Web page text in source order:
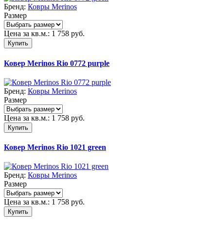
Бренд: Ковры Merinos
Размер
Цена за кв.м.: 1 758 руб.
Купить
Ковер Merinos Rio 0772 purple
Бренд: Ковры Merinos
Размер
Цена за кв.м.: 1 758 руб.
Купить
Ковер Merinos Rio 1021 green
Бренд: Ковры Merinos
Размер
Цена за кв.м.: 1 758 руб.
Купить